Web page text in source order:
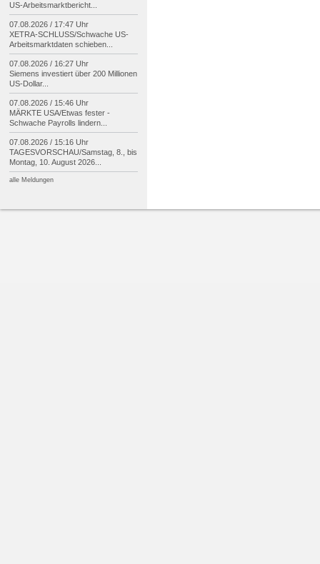
US-Arbeitsmarktbericht...
07.08.2026 / 17:47 Uhr
XETRA-SCHLUSS/Schwache US-
Arbeitsmarktdaten schieben...
07.08.2026 / 16:27 Uhr
Siemens investiert über 200 Millionen
US-Dollar...
07.08.2026 / 15:46 Uhr
MÄRKTE USA/Etwas fester -
Schwache Payrolls lindern...
07.08.2026 / 15:16 Uhr
TAGESVORSCHAU/Samstag, 8., bis
Montag, 10. August 2026...
alle Meldungen